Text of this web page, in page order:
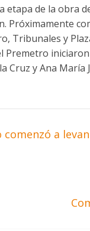
etapa de la obra
Próximamente
Tribunales y
Premetro
Cruz y Ana
a